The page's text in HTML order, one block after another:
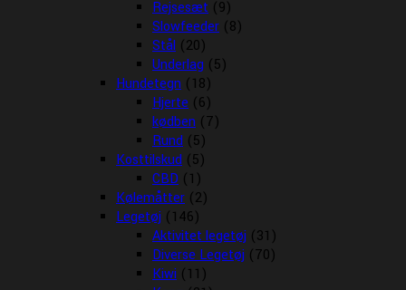
Rejsesæt (9)
Slowfeeder (8)
Stål (20)
Underlag (5)
Hundetegn (18)
Hjerte (6)
kødben (7)
Rund (5)
Kosttilskud (5)
CBD (1)
Kølemåtter (2)
Legetøj (146)
Aktivitet legetøj (31)
Diverse Legetøj (70)
Kiwi (11)